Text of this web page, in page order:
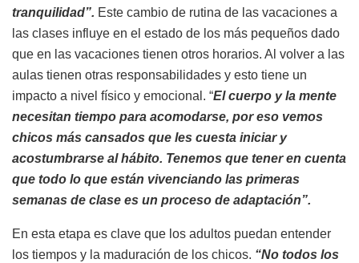
tranquilidad”. Este cambio de rutina de las vacaciones a
las clases influye en el estado de los más pequeños dado
que en las vacaciones tienen otros horarios. Al volver a las
aulas tienen otras responsabilidades y esto tiene un
impacto a nivel físico y emocional. “El cuerpo y la mente
necesitan tiempo para acomodarse, por eso vemos
chicos más cansados que les cuesta iniciar y
acostumbrarse al hábito. Tenemos que tener en cuenta
que todo lo que están vivenciando las primeras
semanas de clase es un proceso de adaptación”.
En esta etapa es clave que los adultos puedan entender
los tiempos y la maduración de los chicos. “No todos los